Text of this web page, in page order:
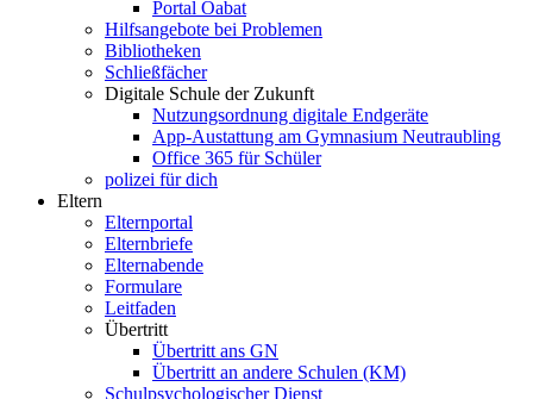
Portal Oabat
Hilfsangebote bei Problemen
Bibliotheken
Schließfächer
Digitale Schule der Zukunft
Nutzungsordnung digitale Endgeräte
App-Austattung am Gymnasium Neutraubling
Office 365 für Schüler
polizei für dich
Eltern
Elternportal
Elternbriefe
Elternabende
Formulare
Leitfaden
Übertritt
Übertritt ans GN
Übertritt an andere Schulen (KM)
Schulpsychologischer Dienst